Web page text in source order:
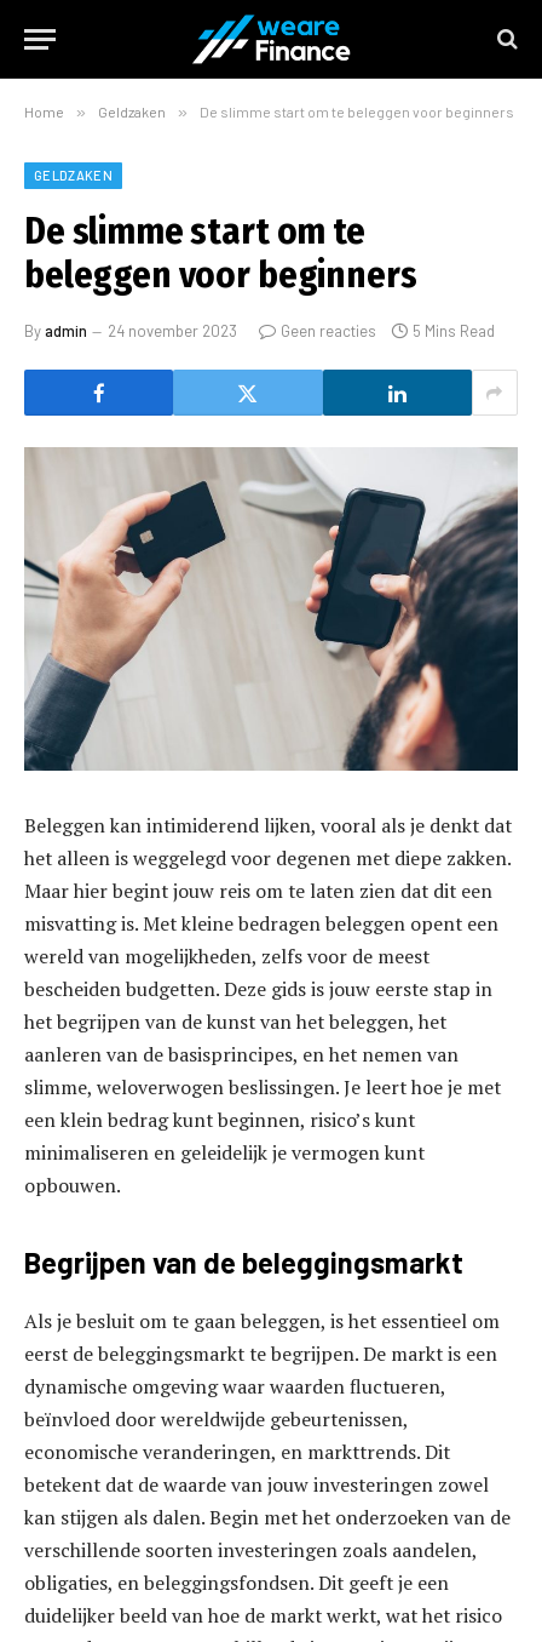
Home » Geldzaken » De slimme start om te beleggen voor beginners
GELDZAKEN
De slimme start om te
beleggen voor beginners
Byadmin 24 november 2023 Geen reacties 5 Mins Read
Beleggen kan intimiderend lijken, vooral als je denkt dat
het alleen is weggelegd voor degenen met diepe zakken.
Maar hier begint jouw reis om te laten zien dat dit een
misvatting is. Met kleine bedragen beleggen opent een
wereld van mogelijkheden, zelfs voor de meest
bescheiden budgetten. Deze gids is jouw eerste stap in
het begrijpen van de kunst van het beleggen, het
aanleren van de basisprincipes, en het nemen van
slimme, weloverwogen beslissingen. Je leert hoe je met
een klein bedrag kunt beginnen, risico’s kunt
minimaliseren en geleidelijk je vermogen kunt
opbouwen.
Begrijpen van de beleggingsmarkt
Als je besluit om te gaan beleggen, is het essentieel om
eerst de beleggingsmarkt te begrijpen. De markt is een
dynamische omgeving waar waarden fluctueren,
beïnvloed door wereldwijde gebeurtenissen,
economische veranderingen, en markttrends. Dit
betekent dat de waarde van jouw investeringen zowel
kan stijgen als dalen. Begin met het onderzoeken van de
verschillende soorten investeringen zoals aandelen,
obligaties, en beleggingsfondsen. Dit geeft je een
duidelijker beeld van hoe de markt werkt, wat het risico